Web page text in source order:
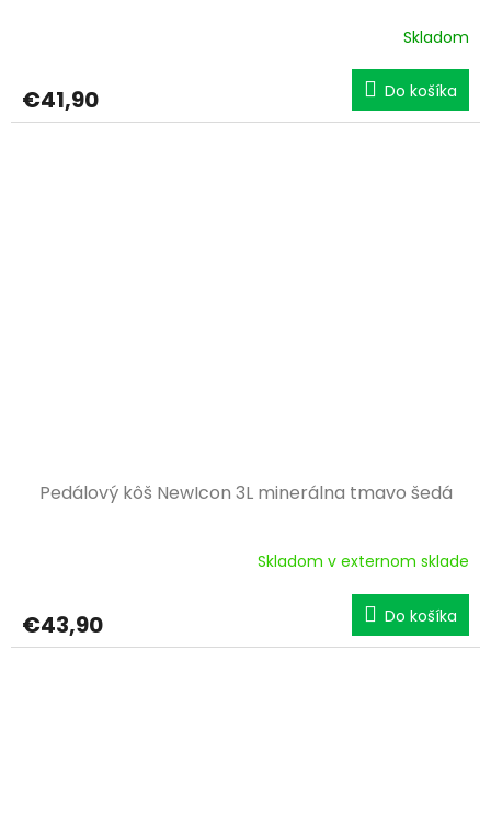
Skladom
€41,90 Do košíka
Pedálový kôš NewIcon 3L minerálna tmavo šedá
Skladom v externom sklade
€43,90 Do košíka